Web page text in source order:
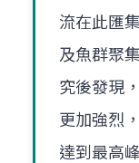
流在此匯
及魚群聚
究後發現
更加強烈
達到最高